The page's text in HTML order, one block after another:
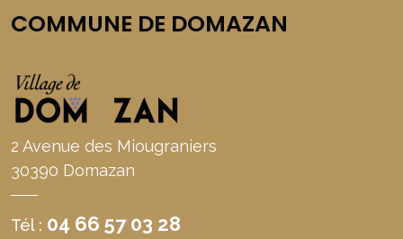
COMMUNE DE DOMAZAN
2 Avenue des Miougraniers
30390 Domazan
Tél : 04 66 57 03 28